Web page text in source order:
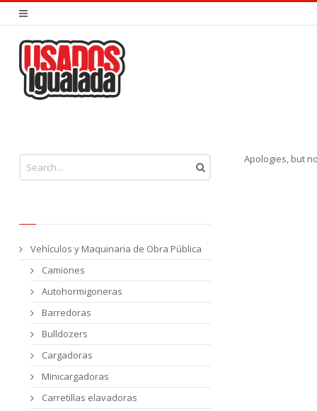
Apologies, but
Vehículos y Maquinaria de Obra Pública
Camiones
Autohormigoneras
Barredoras
Bulldozers
Cargadoras
Minicargadoras
Carretillas elavadoras